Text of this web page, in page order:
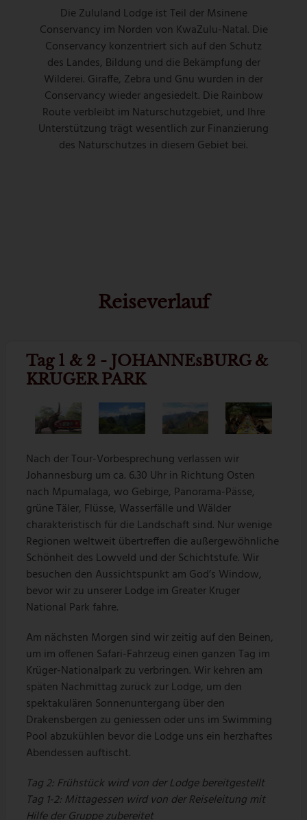
Die Zululand Lodge ist Teil der Msinene
Conservancy im Norden von KwaZulu-Natal. Die
Conservancy konzentriert sich auf den Schutz
des Landes, Bildung und die Bekämpfung der
Wilderei. Giraffe, Zebra und Gnu wurden in der
Conservancy wieder angesiedelt. Die Rainbow
Route verbleibt im Naturschutzgebiet, und Ihre
Unterstützung trägt wesentlich zur Finanzierung
des Naturschutzes in diesem Gebiet bei.
Reiseverlauf
Tag 1 & 2 - JOHANNEsBURG &
KRUGER PARK
Nach der Tour-Vorbesprechung verlassen wir
Johannesburg um ca. 6.30 Uhr in Richtung Osten
nach Mpumalaga, wo Gebirge, Panorama-Pässe,
grüne Täler, Flüsse, Wasserfälle und Wälder
charakteristisch für die Landschaft sind. Nur wenige
Regionen weltweit übertreffen die außergewöhnliche
Schönheit des Lowveld und der Schichtstufe. Wir
besuchen den Aussichtspunkt am God’s Window,
bevor wir zu unserer Lodge im Greater Kruger
National Park fahre.
Am nächsten Morgen sind wir zeitig auf den Beinen,
um im offenen Safari-Fahrzeug einen ganzen Tag im
Krüger-Nationalpark zu verbringen. Wir kehren am
späten Nachmittag zurück zur Lodge, um den
spektakulären Sonnenuntergang über den
Drakensbergen zu geniessen oder uns im Swimming
Pool abzukühlen bevor die Lodge uns ein herzhaftes
Abendessen auftischt.
Tag 2: Frühstück wird von der Lodge bereitgestellt
Tag 1-2: Mittagessen wird von der Reiseleitung mit
Hilfe der Gruppe zubereitet